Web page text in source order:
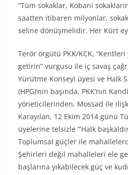
“Tüm sokaklar, Kobani
saatten itibaren milyonlar,
seline dönüşmelidir. Her Kürt
Terör örgütü PKK/KCK,
getirin” vurgusu ile iç savaş
Yürütme Konseyi üyesi ve Halk
(HPG)’nin başında, PKK’nın
yöneticilerinden, Mossad ile
Karayılan, 12 Ekim 2014 günü
üyelerine telsizle ‘“Halk
Toplumsal güçler ile
Şehirleri değil mahalleleri ele
başlarına yıkabilecek güç ve